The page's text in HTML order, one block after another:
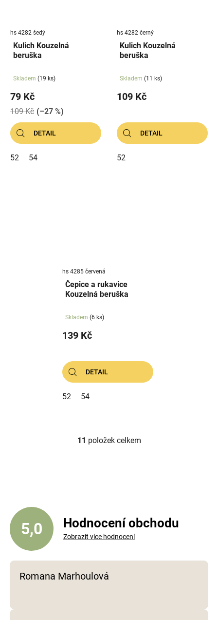
hs 4282 šedý
Kulich Kouzelná
beruška
Skladem (19 ks)
79 Kč
109 Kč (–27 %)
DETAIL
52 54
hs 4282 černý
Kulich Kouzelná
beruška
Skladem (11 ks)
109 Kč
DETAIL
52
hs 4285 červená
Čepice a rukavice
Kouzelná beruška
Skladem (6 ks)
139 Kč
DETAIL
52 54
O
í
p
r
k
y
11 položek celkem
5,0 Hodnocení obchodu
Zobrazit více hodnocení
Romana Marhoulová